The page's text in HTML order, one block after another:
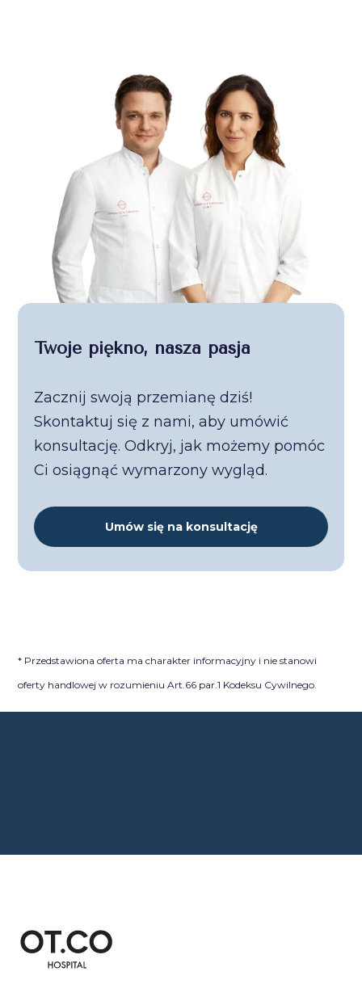
Twoje piękno, nasza pasja
Zacznij swoją przemianę dziś!
Skontaktuj się z nami, aby umówić
konsultację. Odkryj, jak możemy pomóc
Ci osiągnąć wymarzony wygląd.
Umów się na konsultację
* Przedstawiona oferta ma charakter informacyjny i nie stanowi
oferty handlowej w rozumieniu Art.66 par.1 Kodeksu Cywilnego.